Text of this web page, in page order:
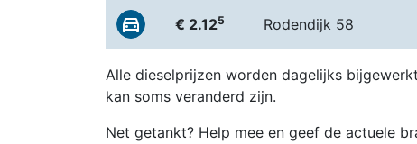
€ 2.125 Rodendijk 58
Alle dieselprijzen worden dagelijks
kan soms veranderd zijn.
Net getankt? Help mee en geef de actuele